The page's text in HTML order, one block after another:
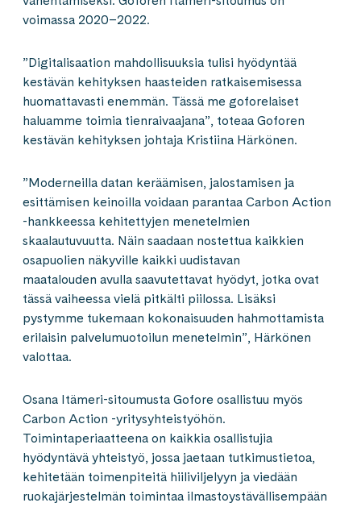
voimassa 2020–2022.
”Digitalisaation mahdollisuuksia tulisi hyödyntää
kestävän kehityksen haasteiden ratkaisemisessa
huomattavasti enemmän. Tässä me goforelaiset
haluamme toimia tienraivaajana”, toteaa Goforen
kestävän kehityksen johtaja Kristiina Härkönen.
”Moderneilla datan keräämisen, jalostamisen ja
esittämisen keinoilla voidaan parantaa Carbon Action
-hankkeessa kehitettyjen menetelmien
skaalautuvuutta. Näin saadaan nostettua kaikkien
osapuolien näkyville kaikki uudistavan
maatalouden avulla saavutettavat hyödyt, jotka ovat
tässä vaiheessa vielä pitkälti piilossa. Lisäksi
pystymme tukemaan kokonaisuuden hahmottamista
erilaisin palvelumuotoilun menetelmin”, Härkönen
valottaa.
Osana Itämeri-sitoumusta Gofore osallistuu myös
Carbon Action -yritysyhteistyöhön.
Toimintaperiaatteena on kaikkia osallistujia
hyödyntävä yhteistyö, jossa jaetaan tutkimustietoa,
kehitetään toimenpiteitä hiiliviljelyyn ja viedään
ruokajärjestelmän toimintaa ilmastoystävällisempään